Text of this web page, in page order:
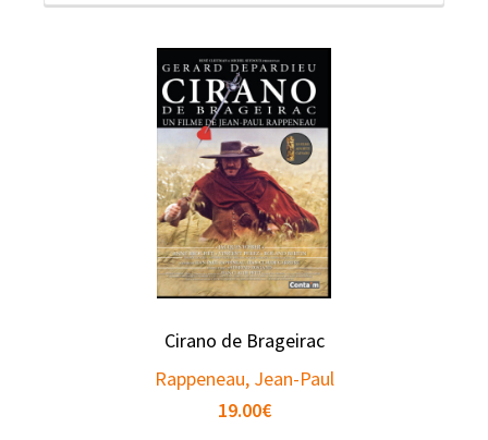
Cirano de Brageirac
Rappeneau, Jean-Paul
19.00€